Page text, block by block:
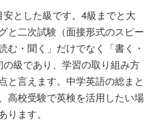
とした級です。4級までと大
と二次試験（面接形式のスピー
む・聞く」だけでなく「書く・
級であり、学習の取り組み方
と言えます。中学英語の総まと
高校受験で英検を活用したい場
ます。